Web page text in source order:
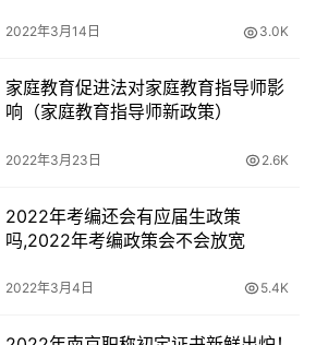
理咨询证书的认证之后，同时规定 任何
愿景欺骗，当心考完变成废纸一张。
法的同学，还是在高考之后选择一所医
，通过珍贵途径实现理想才最可靠。
个平时会了解的人比较少。他是从事涉
2022年3月14日 3.0K
家庭教育促进法对家庭教育指导师影
响（家庭教育指导师新政策）
2022年3月23日 2.6K
2022年考编还会有应届生政策
吗,2022年考编政策会不会放宽
2022年3月4日 5.4K